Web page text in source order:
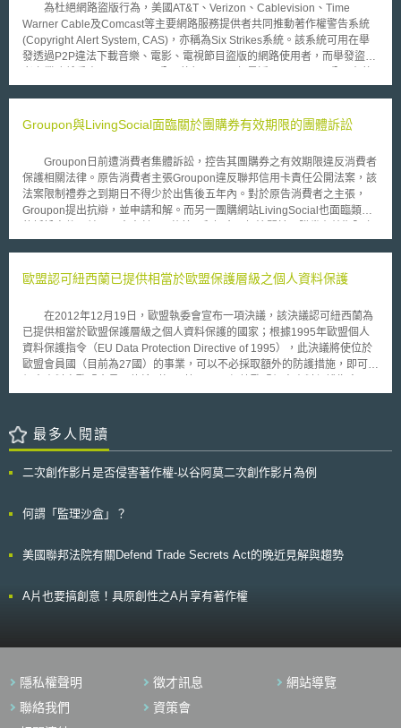
作成的裁罰。 具有診斷效果的app在美國其實開發已久，但在此案前，
尚未見到行政機關對之積極的加以管制，此次由FTC出面對於廣告不實的部
分加以裁罰，而非由主管藥物、醫材的FDA進行裁罰，或許與眾人的想像不
同，但從FTC的這個行動，我們也發現美國政府已開始關切此類宣稱具有醫
為杜絕網路盜版行為，美國AT&T、Verizon、Cablevision、Time
Warner Cable及Comcast等主要網路服務提供者共同推動著作權警告系統
(Copyright Alert System, CAS)，亦稱為Six Strikes系統。該系統可用在舉
發透過P2P違法下載音樂、電影、電視節目盜版的網路使用者，而舉發盜版
行舉發著作權侵權嫌疑者的業務過程中，卻發生誤認某一著作權人的合法網
MarkMonitor公司代替HBO公司在Google上檢索確認有侵害「Eastbound
權網站的URL網址，甚至連HBO營運的8個官方網站和其它針對
「Eastbound and Down」節目內容討論的網站如Perez Hilton、Hitfix，以
及單純刊登新聞社論的網站等合法網站，均接受到DMCA的刪除通知。此一
事件發生後，不僅讓被誤認的合法網站和HBO所屬網站的合法著作流通遭受
Information, CCI)獨立顧問Stroz Friedberg表示DtecNet軟體準確性及穩定
(lobbyist)，亦是著作權警告系統的創立成員之一，其說法公正性令人存疑。
再者，若無第2個獨立機構監督MarkMonitor的系統運作，將來正式利用此
一軟體舉發Bittorrent使用者時，合法網路使用者難以避免地有被誤認為侵權
者之虞。因此，未來該系統運作成效及發展情況仍有待繼續關注。
Groupon與LivingSocial面臨關於團購券有效期限的團體訴訟
Groupon日前遭消費者集體訴訟，控告其團購券之有效期限違反消費者
保護相關法律。原告消費者主張Groupon違反聯邦信用卡責任公開法案，該
法案限制禮券之到期日不得少於出售後五年內。對於原告消費者之主張，
Groupon提出抗辯，並申請和解。而另一團購網站LivingSocial也面臨類似
爭議。在以上兩個案例中，核心問題均涉及，Groupon與LivingSocial所提
於，聯邦法律規定禮券到期日不得短於五年，而此規定是否適用於團購網站
價)，前者係指消費者在此交易中原本所應支出之費用，後者則指折扣價
格。舉例而言，消費者購買25美元的團購券後，得前往義式餐廳享有價值
50美元的餐點，而若是團購券折扣到期後，消費者仍得以團購券換取市價
25美元的餐點，但無折扣。
歐盟認可紐西蘭已提供相當於歐盟保護層級之個人資料保護
在2012年12月19日，歐盟執委會宣布一項決議，該決議認可紐西蘭為
已提供相當於歐盟保護層級之個人資料保護的國家；根據1995年歐盟個人
資料保護指令（EU Data Protection Directive of 1995），此決議將使位於
歐盟會員國（目前為27國）的事業，可以不必採取額外的防護措施，即可將
個人資料不許被傳輸至歐盟會員國以外的國家，除非這些國家被歐盟執委會
輸已採取額外的防護措施，例如已取得當事人之同意，或已於相關契約內附
有經歐盟認可之個人資料保護相關契約條款。歐洲經濟區
島、列支敦士登，亦因EEA條約（Agreement on the European Economic
當嚴格而繁複，目前已取得歐盟執委會上述認可的非歐洲國家，除了紐西蘭
最多人閱讀
二次創作影片是否侵害著作權-以谷阿莫二次創作影片為例
何謂「監理沙盒」？
美國聯邦法院有關Defend Trade Secrets Act的晚近見解與趨勢
A片也要搞創意！具原創性之A片享有著作權
隱私權聲明 徵才訊息
網站導覽
聯絡我們
資策會